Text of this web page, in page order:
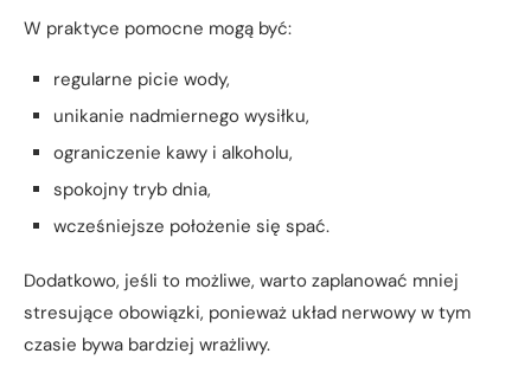
W praktyce pomocne mogą być:
regularne picie wody,
unikanie nadmiernego wysiłku,
ograniczenie kawy i alkoholu,
spokojny tryb dnia,
wcześniejsze położenie się spać.
Dodatkowo, jeśli to możliwe, warto zaplanować mniej
stresujące obowiązki, ponieważ układ nerwowy w tym
czasie bywa bardziej wrażliwy.